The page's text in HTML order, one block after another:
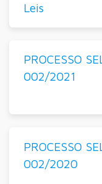
Leis
PROCESSO
002/2021
PROCESSO
002/2020